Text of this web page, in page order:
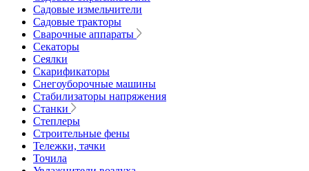
Садовые измельчители
Садовые тракторы
Сварочные аппараты
Секаторы
Сеялки
Скарификаторы
Снегоуборочные машины
Стабилизаторы напряжения
Станки
Степлеры
Строительные фены
Тележки, тачки
Точила